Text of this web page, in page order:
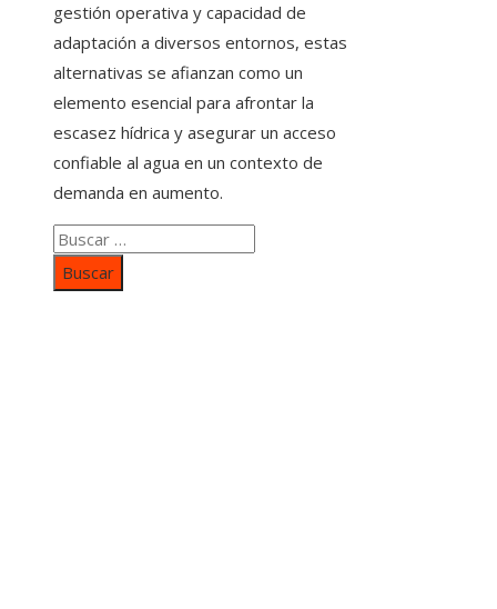
gestión operativa y capacidad de
adaptación a diversos entornos, estas
alternativas se afianzan como un
elemento esencial para afrontar la
escasez hídrica y asegurar un acceso
confiable al agua en un contexto de
demanda en aumento.
Buscar: